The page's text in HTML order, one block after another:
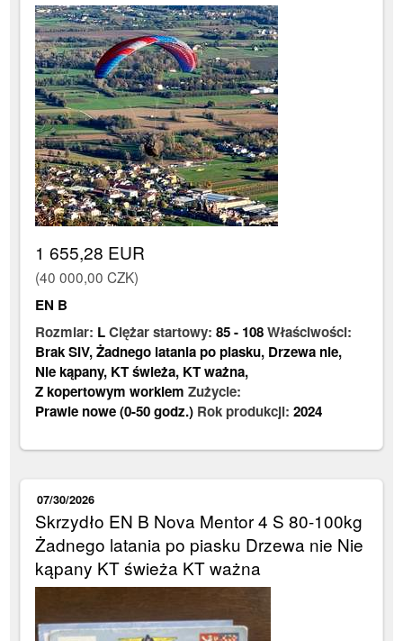
1 655,28 EUR
(40 000,00 CZK)
EN B
Rozmiar: LCiężar startowy:85- 108Właściwości:
Brak SIV,Żadnego latania po piasku, Drzewa nie,
Nie kąpany, KT świeża, KT ważna,
Z kopertowym workiem Zużycie:
Prawie nowe (0-50 godz.) Rok produkcji:2024
07/30/2026
Skrzydło EN B Nova Mentor 4 S 80-100kg
Żadnego latania po piasku Drzewa nie Nie
kąpany KT świeża KT ważna